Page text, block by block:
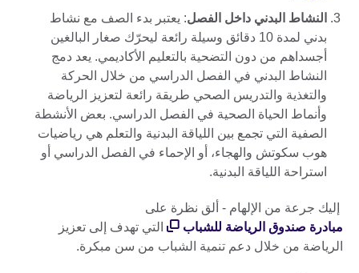
النشاط البدني داخل الفصل: يعتبر بدء الصف مع نشاط
بدني لمدة 10 دقائق وسيلة رائعة ليحرّك صغار البالغين
أجسداهم من دون التضحية بالتعليم الأكاديمي. يعد دمج
النشاط البدني في الفصل الدراسي من خلال الحركة
والتغذية والتدريس الصحي طريقة رائعة لتعزيز الرياضة
وأنماط الحياة الصحية في الفصل الدراسي. بعض الأنشطة
الصفية التي تجمع بين اللياقة البدنية والتعلم هي رياضيات
هوب سكوتش والهجاء، أو الإحماء في الفصل الدراسي أو
استراحة اللياقة البدنية.
إليك جرعة من الإلهام - ألق نظرة على
مبادرة صندوق الرياضة للشباب
التي تهدف إلى تعزيز
الرياضة من خلال دعم تنمية الشباب من سن مبكرة.